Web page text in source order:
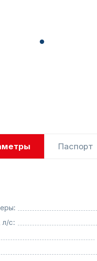
Паспорт
л/с: